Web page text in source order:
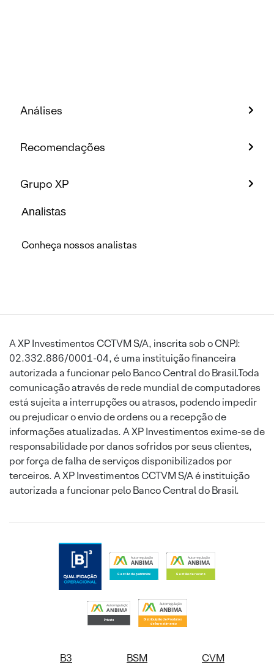
Análises
Recomendações
Grupo XP
Analistas
Conheça nossos analistas
A XP Investimentos CCTVM S/A, inscrita sob o CNPJ:
02.332.886/0001-04, é uma instituição financeira
autorizada a funcionar pelo Banco Central do Brasil.Toda
comunicação através de rede mundial de computadores
está sujeita a interrupções ou atrasos, podendo impedir
ou prejudicar o envio de ordens ou a recepção de
informações atualizadas. A XP Investimentos exime-se de
responsabilidade por danos sofridos por seus clientes,
por força de falha de serviços disponibilizados por
terceiros. A XP Investimentos CCTVM S/A é instituição
autorizada a funcionar pelo Banco Central do Brasil.
B3 BSM CVM